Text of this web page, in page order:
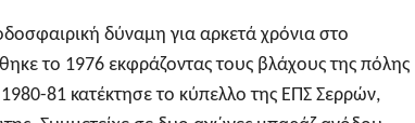
δύναμη για αρκετά χρόνια στο
το 1976 εκφράζοντας τους βλάχους της πόλης
81 κατέκτησε το κύπελλο της ΕΠΣ Σερρών,